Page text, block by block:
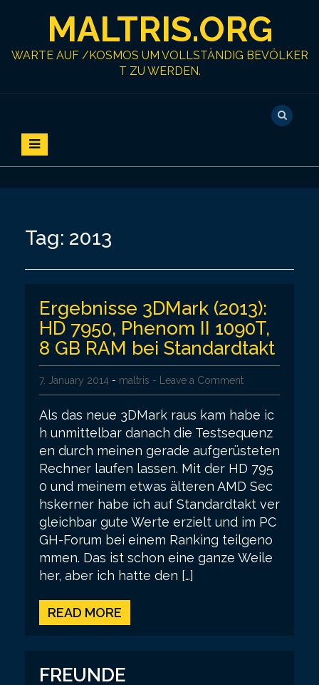
MALTRIS.ORG
WARTE AUF /KOSMOS UM VOLLSTÄNDIG BEVÖLKER
T ZU WERDEN.
Tag: 2013
Ergebnisse 3DMark (2013):
HD 7950, Phenom II 1090T,
8 GB RAM bei Standardtakt
7. January 2014 - maltris - Leave a Comment
Als das neue 3DMark raus kam habe ic
h unmittelbar danach die Testsequenz
en durch meinen gerade aufgerüsteten
Rechner laufen lassen. Mit der HD 795
0 und meinem etwas älteren AMD Sec
hskerner habe ich auf Standardtakt ver
gleichbar gute Werte erzielt und im PC
GH-Forum bei einem Ranking teilgeno
mmen. Das ist schon eine ganze Weile
her, aber ich hatte den […]
READ MORE
FREUNDE